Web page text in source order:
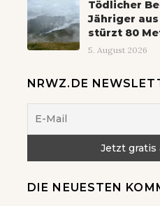
Tödlicher
Jähriger
stürzt 80
5. August 2026
NRWZ.DE
DIE NEUESTEN